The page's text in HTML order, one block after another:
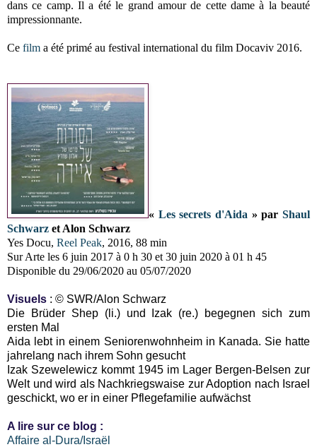
dans ce camp. Il a été le grand amour de cette dame à la beauté
impressionnante.
Ce film a été primé au festival international du film Docaviv 2016.
« Les secrets d'Aida » parShaul
Schwarz et Alon Schwarz
Yes Docu, Reel Peak, 2016, 88 min
Sur Arte les 6 juin 2017 à 0 h 30 et 30 juin 2020 à 01 h 45
Disponible du 29/06/2020 au 05/07/2020
Visuels : © SWR/Alon Schwarz
Die Brüder Shep (li.) und Izak (re.) begegnen sich zum
ersten Mal
Aida lebt in einem Seniorenwohnheim in Kanada. Sie hatte
jahrelang nach ihrem Sohn gesucht
Izak Szewelewicz kommt 1945 im Lager Bergen-Belsen zur
Welt und wird als Nachkriegswaise zur Adoption nach Israel
geschickt, wo er in einer Pflegefamilie aufwächst
A lire sur ce blog :
Affaire al-Dura/Israël